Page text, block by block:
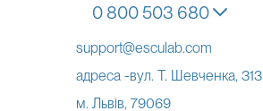
0 800 503 680
support@esculab.com
адреса -вул. Т. Шевченка, 313
м. Львів, 79069